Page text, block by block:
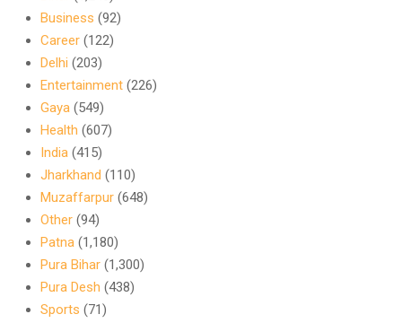
Business (92)
Career (122)
Delhi (203)
Entertainment (226)
Gaya (549)
Health (607)
India (415)
Jharkhand (110)
Muzaffarpur (648)
Other (94)
Patna (1,180)
Pura Bihar (1,300)
Pura Desh (438)
Sports (71)